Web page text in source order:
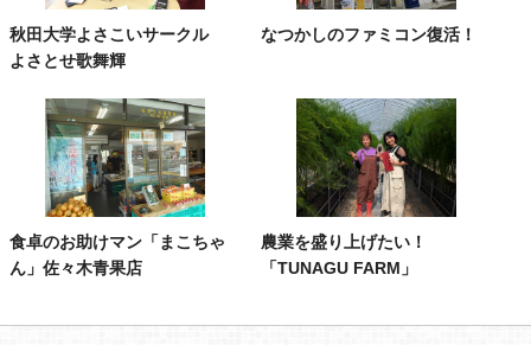
秋田大学よさこいサークル
よさとせ歌舞輝
なつかしのファミコン復活！
食卓のお助けマン「まこちゃ
ん」佐々木青果店
農業を盛り上げたい！
「TUNAGU FARM」